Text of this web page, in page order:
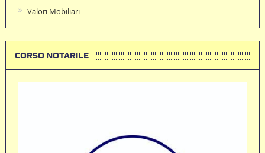
Valori Mobiliari
CORSO NOTARILE